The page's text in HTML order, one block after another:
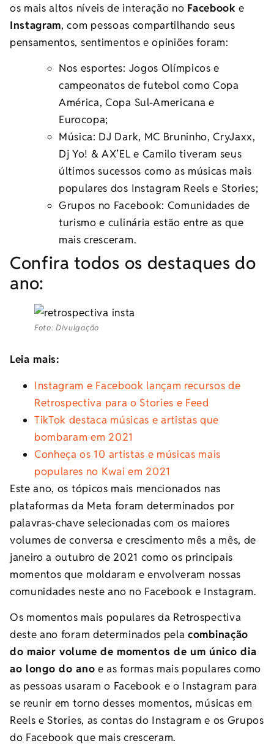
os mais altos níveis de interação no Facebook e
Instagram, com pessoas compartilhando seus
pensamentos, sentimentos e opiniões foram:
Nos esportes: Jogos Olímpicos e
campeonatos de futebol como Copa
América, Copa Sul-Americana e
Eurocopa;
Música: DJ Dark, MC Bruninho, CryJaxx,
Dj Yo! & AX’EL e Camilo tiveram seus
últimos sucessos como as músicas mais
populares dos Instagram Reels e Stories;
Grupos no Facebook: Comunidades de
turismo e culinária estão entre as que
mais cresceram.
Confira todos os destaques do
ano:
Foto: Divulgação
Leia mais:
Instagram e Facebook lançam recursos de
Retrospectiva para o Stories e Feed
TikTok destaca músicas e artistas que
bombaram em 2021
Conheça os 10 artistas e músicas mais
populares no Kwai em 2021
Este ano, os tópicos mais mencionados nas
plataformas da Meta foram determinados por
palavras-chave selecionadas com os maiores
volumes de conversa e crescimento mês a mês, de
janeiro a outubro de 2021 como os principais
momentos que moldaram e envolveram nossas
comunidades neste ano no Facebook e Instagram.
Os momentos mais populares da Retrospectiva
deste ano foram determinados pelacombinação
do maior volume de momentos de um único dia
ao longo do ano e as formas mais populares como
as pessoas usaram o Facebook e o Instagram para
se reunir em torno desses momentos, músicas em
Reels e Stories, as contas do Instagram e os Grupos
do Facebook que mais cresceram.